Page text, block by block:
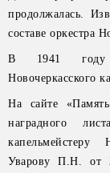
продолжалась.
составе оркестра
В 1941 году
Новочеркасского
На сайте
наградного
капельмейстеру
Уварову П.Н. от